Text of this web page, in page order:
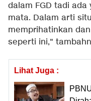
dalam FGD tadi
mata. Dalam arti
memprihatinkan
seperti ini,"
Lihat Juga :